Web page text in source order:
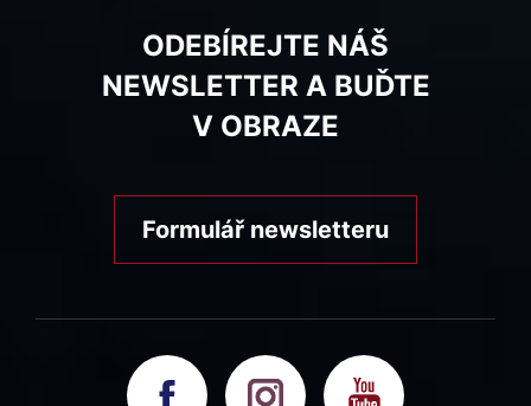
ODEBÍREJTE NÁŠ
NEWSLETTER A BUĎTE
V OBRAZE
Formulář newsletteru